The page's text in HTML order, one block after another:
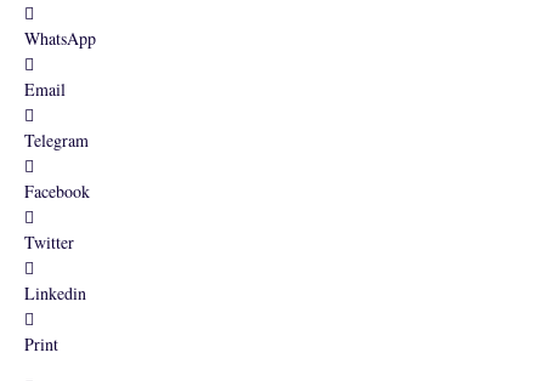
WhatsApp
Email
Telegram
Facebook
Twitter
Linkedin
Print